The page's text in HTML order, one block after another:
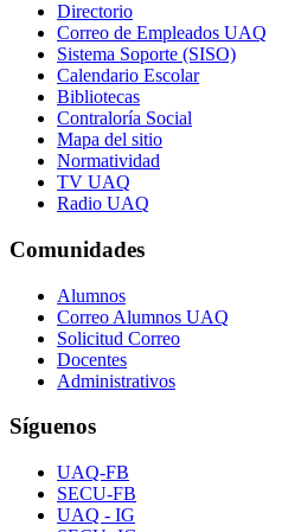
Directorio
Correo de Empleados UAQ
Sistema Soporte (SISO)
Calendario Escolar
Bibliotecas
Contraloría Social
Mapa del sitio
Normatividad
TV UAQ
Radio UAQ
Comunidades
Alumnos
Correo Alumnos UAQ
Solicitud Correo
Docentes
Administrativos
Síguenos
UAQ-FB
SECU-FB
UAQ - IG